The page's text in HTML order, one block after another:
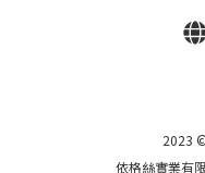
2023
依格絲實業有